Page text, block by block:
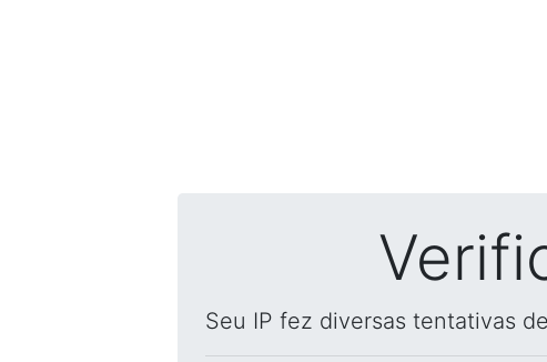
Seu IP fez diversas tentativas